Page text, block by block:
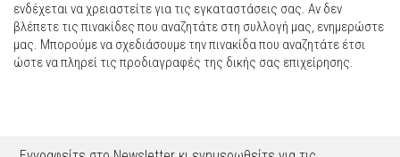
ενδέχεται να χρειαστείτε για τις εγκαταστάσεις σας. Αν δεν
βλέπετε τις πινακίδες που αναζητάτε στη συλλογή μας, ενημερώστε
μας. Μπορούμε να σχεδιάσουμε την πινακίδα που αναζητάτε έτσι
ώστε να πληρεί τις προδιαγραφές της δικής σας επιχείρησης.